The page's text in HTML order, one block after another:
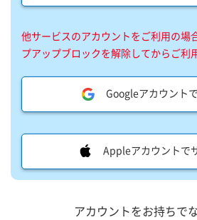
他サービスのアカウントをご利用の場
プアップブロックを解除してからご利
Googleアカウント
Appleアカウントで
アカウントをお持ちで